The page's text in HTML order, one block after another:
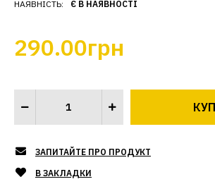
НАЯВНІСТЬ:
Є В НАЯВНОСТІ
290.00грн
ЗАПИТАЙТЕ ПРО ПРОДУКТ
В ЗАКЛАДКИ